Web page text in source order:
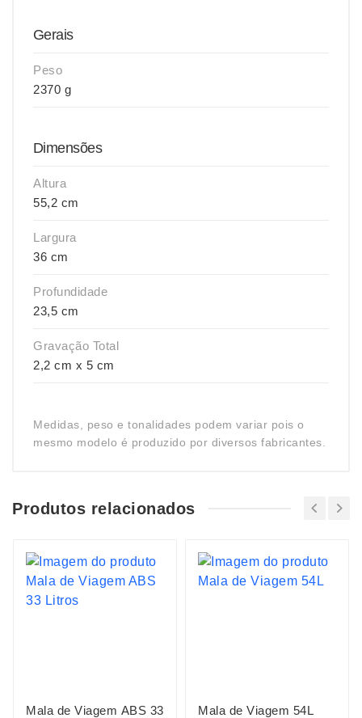
Gerais
Peso
2370 g
Dimensões
Altura
55,2 cm
Largura
36 cm
Profundidade
23,5 cm
Gravação Total
2,2 cm x 5 cm
Medidas, peso e tonalidades podem variar pois o
mesmo modelo é produzido por diversos fabricantes.
Produtos relacionados
Mala de Viagem ABS 33
Mala de Viagem 54L